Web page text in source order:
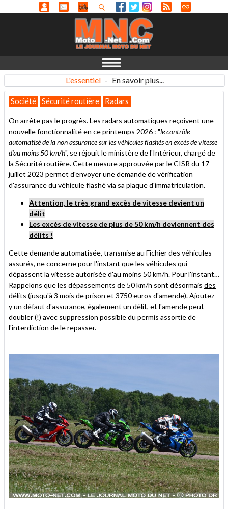
L'essentiel - En savoir plus...
Société Sécurité routière Radars
On arrête pas le progrès. Les radars automatiques reçoivent une
nouvelle fonctionnalité en ce printemps 2026 : "le contrôle
automatisé de la non assurance sur les véhicules flashés en excès de vitesse
d'au moins 50 km/h", se réjouit le ministère de l'Intérieur, chargé de
la Sécurité routière. Cette mesure approuvée par le CISR du 17
juillet 2023 permet d'envoyer une demande de vérification
d'assurance du véhicule flashé via sa plaque d'immatriculation.
Attention, le très grand excès de vitesse devient un
délit
Les excès de vitesse de plus de 50 km/h deviennent des
délits !
Cette demande automatisée, transmise au Fichier des véhicules
assurés, ne concerne pour l'instant que les véhicules qui
dépassent la vitesse autorisée d'au moins 50 km/h. Pour l'instant…
Rappelons que les dépassements de 50 km/h sont désormais des
délits (jusqu'à 3 mois de prison et 3750 euros d'amende). Ajoutez-
y un défaut d'assurance, également un délit, et l'amende peut
doubler (!) avec suppression possible du permis assortie de
l'interdiction de le repasser.